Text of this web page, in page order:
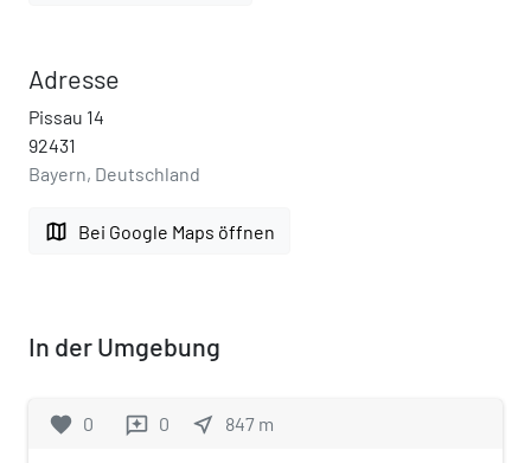
Adresse
Pissau 14
92431
Bayern, Deutschland
map Bei Google Maps öffnen
In der Umgebung
favorite 0 reviews 0 near_me 847 m